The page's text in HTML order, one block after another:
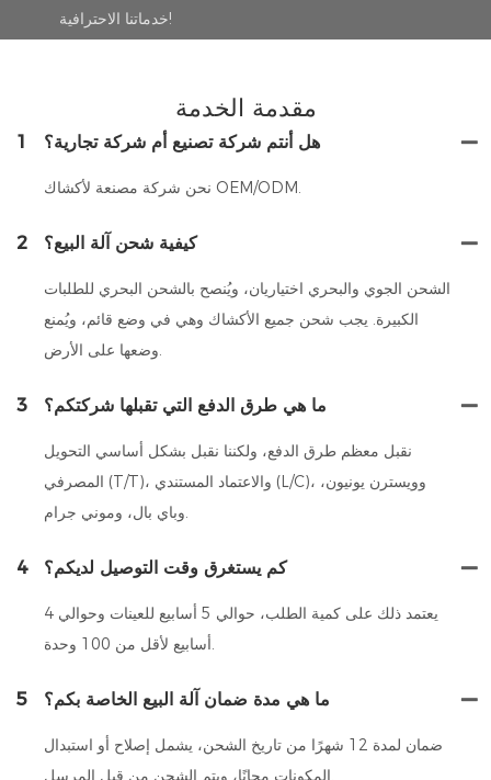
خدماتنا الاحترافية!
مقدمة الخدمة
1 هل أنتم شركة تصنيع أم شركة تجارية؟
نحن شركة مصنعة لأكشاك OEM/ODM.
2 كيفية شحن آلة البيع؟
الشحن الجوي والبحري اختياريان، ويُنصح بالشحن البحري للطلبات
الكبيرة. يجب شحن جميع الأكشاك وهي في وضع قائم، ويُمنع
3 ما هي طرق الدفع التي تقبلها شركتكم؟
نقبل معظم طرق الدفع، ولكننا نقبل بشكل أساسي التحويل
المصرفي (T/T)، والاعتماد المستندي (L/C)، وويسترن يونيون،
4 كم يستغرق وقت التوصيل لديكم؟
يعتمد ذلك على كمية الطلب، حوالي 5 أسابيع للعينات وحوالي 4
5 ما هي مدة ضمان آلة البيع الخاصة بكم؟
ضمان لمدة 12 شهرًا من تاريخ الشحن، يشمل إصلاح أو استبدال